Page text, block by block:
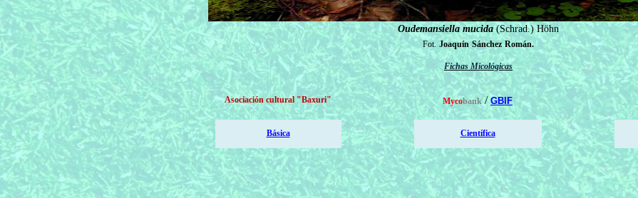
Oudemansiella mucida (Schrad.) Höhn
Fot. Joaquín Sánchez Román.
Fichas Micológicas
Asociación cultural "Baxuri" Mycobank/GBIF
Básica Científica